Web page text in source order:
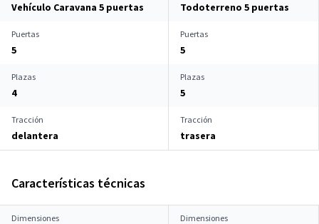
Vehículo Caravana 5 puertas Todoterreno 5 puertas
Puertas
5
Puertas
5
Plazas
4
Plazas
5
Tracción
delantera
Tracción
trasera
Características técnicas
Dimensiones Dimensiones